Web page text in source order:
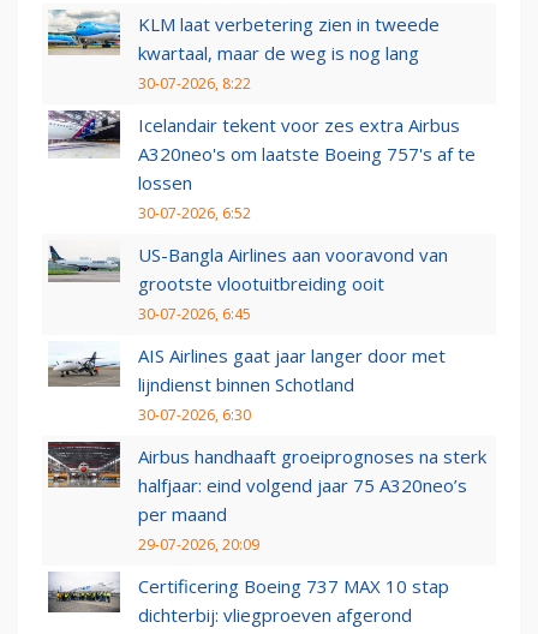
KLM laat verbetering zien in tweede
kwartaal, maar de weg is nog lang
30-07-2026, 8:22
Icelandair tekent voor zes extra Airbus
A320neo's om laatste Boeing 757's af te
lossen
30-07-2026, 6:52
US-Bangla Airlines aan vooravond van
grootste vlootuitbreiding ooit
30-07-2026, 6:45
AIS Airlines gaat jaar langer door met
lijndienst binnen Schotland
30-07-2026, 6:30
Airbus handhaaft groeiprognoses na sterk
halfjaar: eind volgend jaar 75 A320neo’s
per maand
29-07-2026, 20:09
Certificering Boeing 737 MAX 10 stap
dichterbij: vliegproeven afgerond